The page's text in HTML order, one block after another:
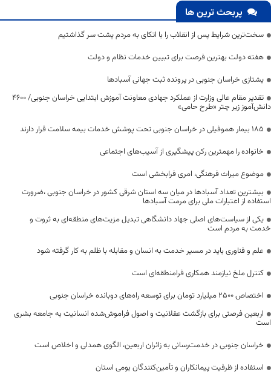
پربحث ترین ها
سخت‌ترین شرایط پس از انقلاب را با اتکای به مردم پشت سر گذاشتیم
هفته دولت بهترین فرصت برای تبیین خدمات نظام و دولت
یشتازی خراسان جنوبی در پرونده ثبت جهانی آسبادها
تقدیر مقام عالی وزارت از عملکرد جهادی معاونت آموزش ابتدایی خراسان جنوبی/ ۴۶۰۰
دانش‌آموز زیر چتر «طرح حامی»
۱۸۵ بیمار هموفیلی در خراسان جنوبی تحت پوشش خدمات بیمه سلامت قرار دارند
خانواده را مهمترین رکن پیشگیری از آسیب‌های اجتماعی
موضوع میراث فرهنگی، امری فرابخشی است
بیشترین تعداد آسبادها در میان سه استان شرقی کشور در خراسان جنوبی ،ضرورت
استفاده از اعتبارات ملی برای مرمت آسبادها
یکی از سیاست‌های اصلی جهاد دانشگاهی تبدیل مزیت‌های منطقه‌ای به ثروت و
خدمت به مردم است
علم و فناوری باید در مسیر خدمت به انسان و مقابله با ظلم به کار گرفته شود
کنترل ملخ نیازمند همکاری فرامنطقه‌ای است
اختصاص 2500 میلیارد تومان برای توسعه راه‌های دوبانده خراسان جنوبی
اربعین فرصتی برای بازگشت عقلانیت و اصول فراموش‌شده انسانیت به جامعه بشری
است
خراسان جنوبی در خدمت‌رسانی به زائران اربعین، الگوی همدلی و اخلاص است
استفاده از ظرفیت پیمانکاران و تأمین‌کنندگان بومی استان